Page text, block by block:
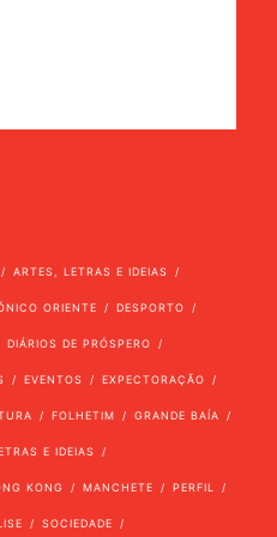
ARTES, LETRAS E IDEIAS
ORIENTE DESPORTO
DIÁRIOS DE PRÓSPERO
EVENTOS EXPECTORAÇÃO
FOLHETIM GRANDE BAÍA
E IDEIAS
KONG MANCHETE PERFIL
SOCIEDADE